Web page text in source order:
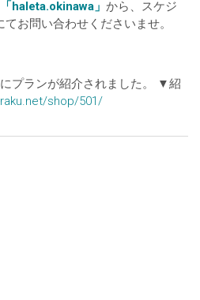
「haleta.okinawa」 から、スケジ
お問い合わせくださいませ。
にプランが紹介されました。 ▼紹
shop/501/